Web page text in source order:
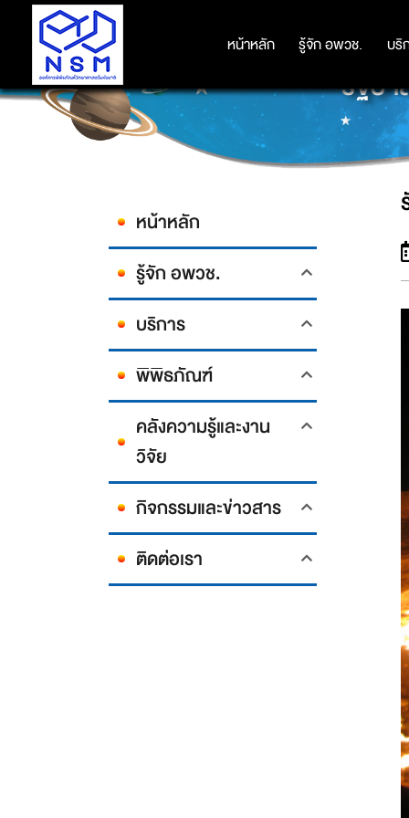
หน้าหลัก รู้จัก อพวช. บริ
หน้าหลัก รู้จัก อพวช. บริ
รัฐบา
หน้าหลัก
รู้จัก อพวช.
บริการ
พิพิธภัณฑ์
คลังความรู้และงาน
วิจัย
กิจกรรมและข่าวสาร
ติดต่อเรา